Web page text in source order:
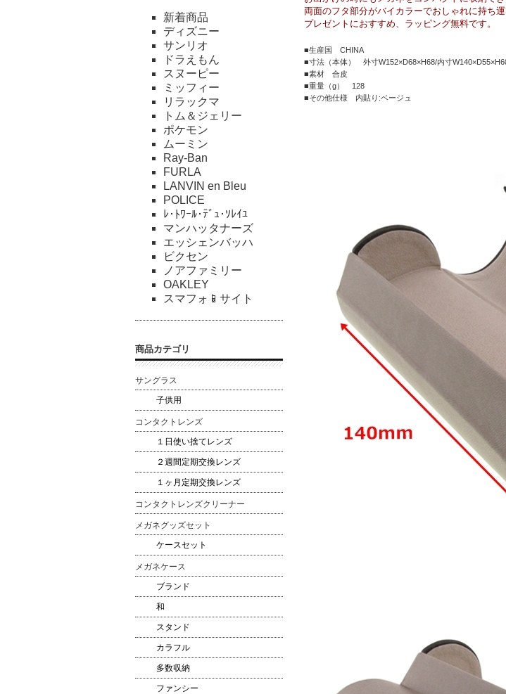
両面のフタ部分がバイカラーでおしゃれに持ち運
プレゼントにおすすめ、ラッピング無料です。
■生産国 CHINA
■寸法（本体） 外寸W152×D68×H68/内寸
■素材 合皮
■重量（g） 128
■その他仕様 内貼り:ベージュ
新着商品
ディズニー
サンリオ
ドラえもん
スヌーピー
ミッフィー
リラックマ
トム＆ジェリー
ポケモン
ムーミン
Ray-Ban
FURLA
LANVIN en Bleu
POLICE
ﾚ･ﾄﾜｰﾙ･ﾃﾞｭ･ｿﾚｲﾕ
マンハッタナーズ
エッシェンバッハ
ビクセン
ノアファミリー
OAKLEY
スマフォ📱サイト
商品カテゴリ
サングラス
子供用
コンタクトレンズ
１日使い捨てレンズ
２週間定期交換レンズ
１ヶ月定期交換レンズ
コンタクトレンズクリーナー
メガネグッズセット
ケースセット
メガネケース
ブランド
和
スタンド
カラフル
多数収納
ファンシー